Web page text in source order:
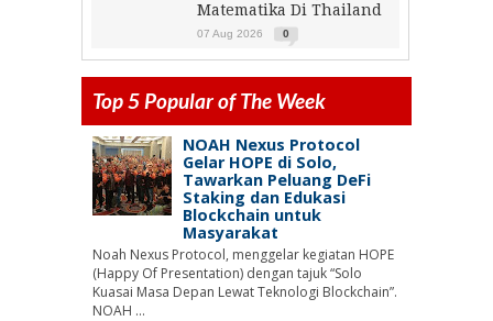
Matematika Di Thailand
07 Aug 2026 0
Top 5 Popular of The Week
NOAH Nexus Protocol
Gelar HOPE di Solo,
Tawarkan Peluang DeFi
Staking dan Edukasi
Blockchain untuk
Masyarakat
Noah Nexus Protocol, menggelar kegiatan HOPE
(Happy Of Presentation) dengan tajuk “Solo
Kuasai Masa Depan Lewat Teknologi Blockchain”.
NOAH ...